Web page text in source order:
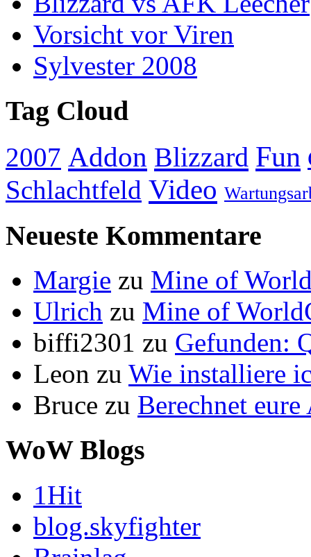
Vorsicht vor Viren
Sylvester 2008
Tag Cloud
2007 Addon Blizzard Fun
Schlachtfeld Video
Neueste Kommentare
Margie zu Mine of
Ulrich zu Mine of
biffi2301 zu Gefunden:
Leon zu Wie installiere
Bruce zu Berechnet
WoW Blogs
1Hit
blog.skyfighter